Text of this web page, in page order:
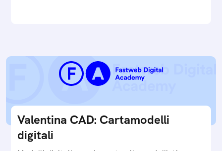
Valentina CAD: Cartamodelli
digitali